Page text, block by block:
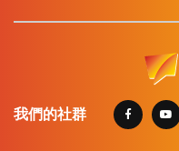
我們的社群